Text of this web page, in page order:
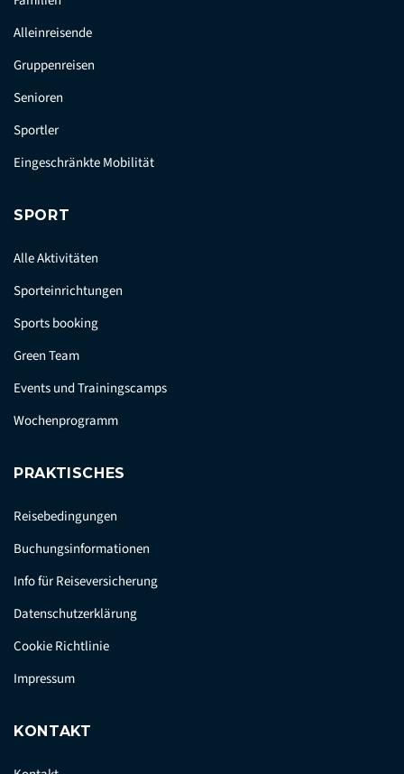
Alleinreisende
Gruppenreisen
Senioren
Sportler
Eingeschränkte Mobilität
SPORT
Alle Aktivitäten
Sporteinrichtungen
Sports booking
Green Team
Events und Trainingscamps
Wochenprogramm
PRAKTISCHES
Reisebedingungen
Buchungsinformationen
Info für Reiseversicherung
Datenschutzerklärung
Cookie Richtlinie
Impressum
KONTAKT